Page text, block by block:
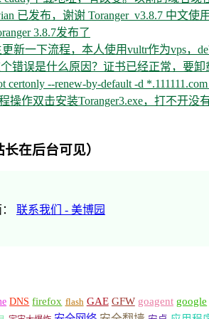
已发布，谢谢 Toranger_v3.8.7 中文使
3.8.7发布了
新一下流程，本人使用vultr作为vps，
错误是什么原因？证书已经正常，要卸
certonly --renew-by-default -d
操作双击安装Toranger3.exe，打不开没
长在后台可见）
联系我们 - 美博园
DNS firefox flash GAE GFW goagent google